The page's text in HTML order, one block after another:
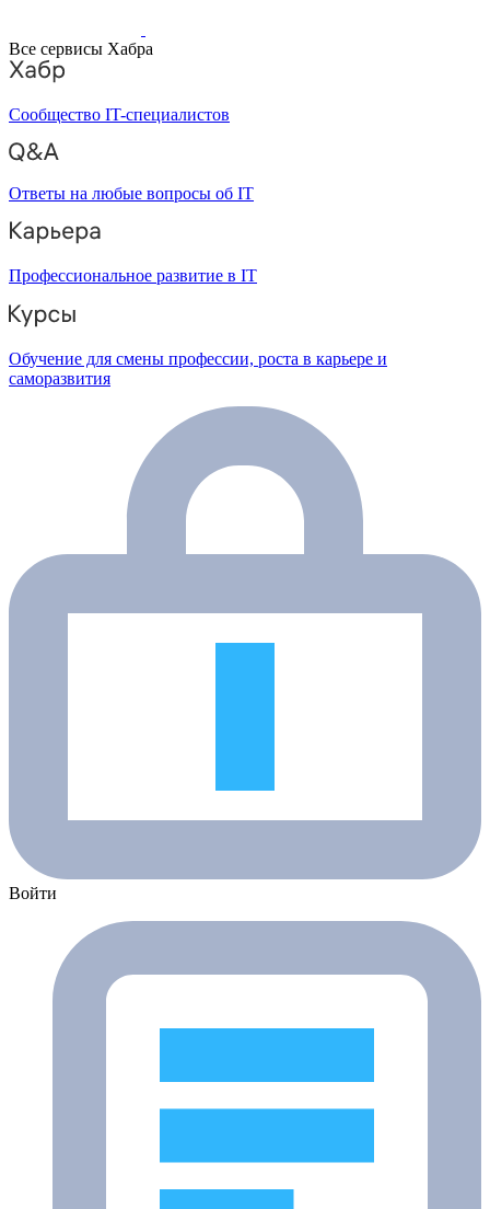
Все сервисы Хабра
Сообщество IT-специалистов
Ответы на любые вопросы об IT
Профессиональное развитие в IT
Обучение для смены профессии, роста в карьере и
саморазвития
Войти